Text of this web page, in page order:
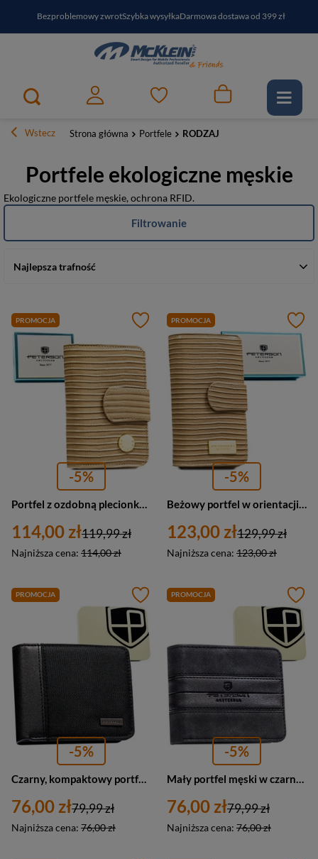
Bezproblemowy zwrotSzybka wysyłkaDarmowa dostawa od 399 zł
PayPo - kup i zapłać za30 dniZapisz się do newslettera i odbierz RABAT
Wstecz Strona główna Portfele RODZAJ
Portfele ekologiczne męskie
Ekologiczne portfele męskie, ochrona RFID.
Najlepsza trafność
Filtrowanie
PROMOCJA
-5%
Portfel z ozdobną plecionką w beżowym kolorze, wykonany ze skóry naturalnej i ekologicznej - Peterson
114,00 zł
Najniższa cena: 114,00 zł
119,99 zł
PROMOCJA
-5%
Beżowy portfel w orientacji pionowej wykonany ze skóry naturalnej i ekologicznej ze wzorem w plecionkę - Peterson
123,00 zł
Najniższa cena: 123,00 zł
129,99 zł
PROMOCJA
-5%
76,00 zł
Najniższa cena: 76,00 zł
79,99 zł
PROMOCJA
-5%
76,00 zł
Najniższa cena: 76,00 zł
79,99 zł